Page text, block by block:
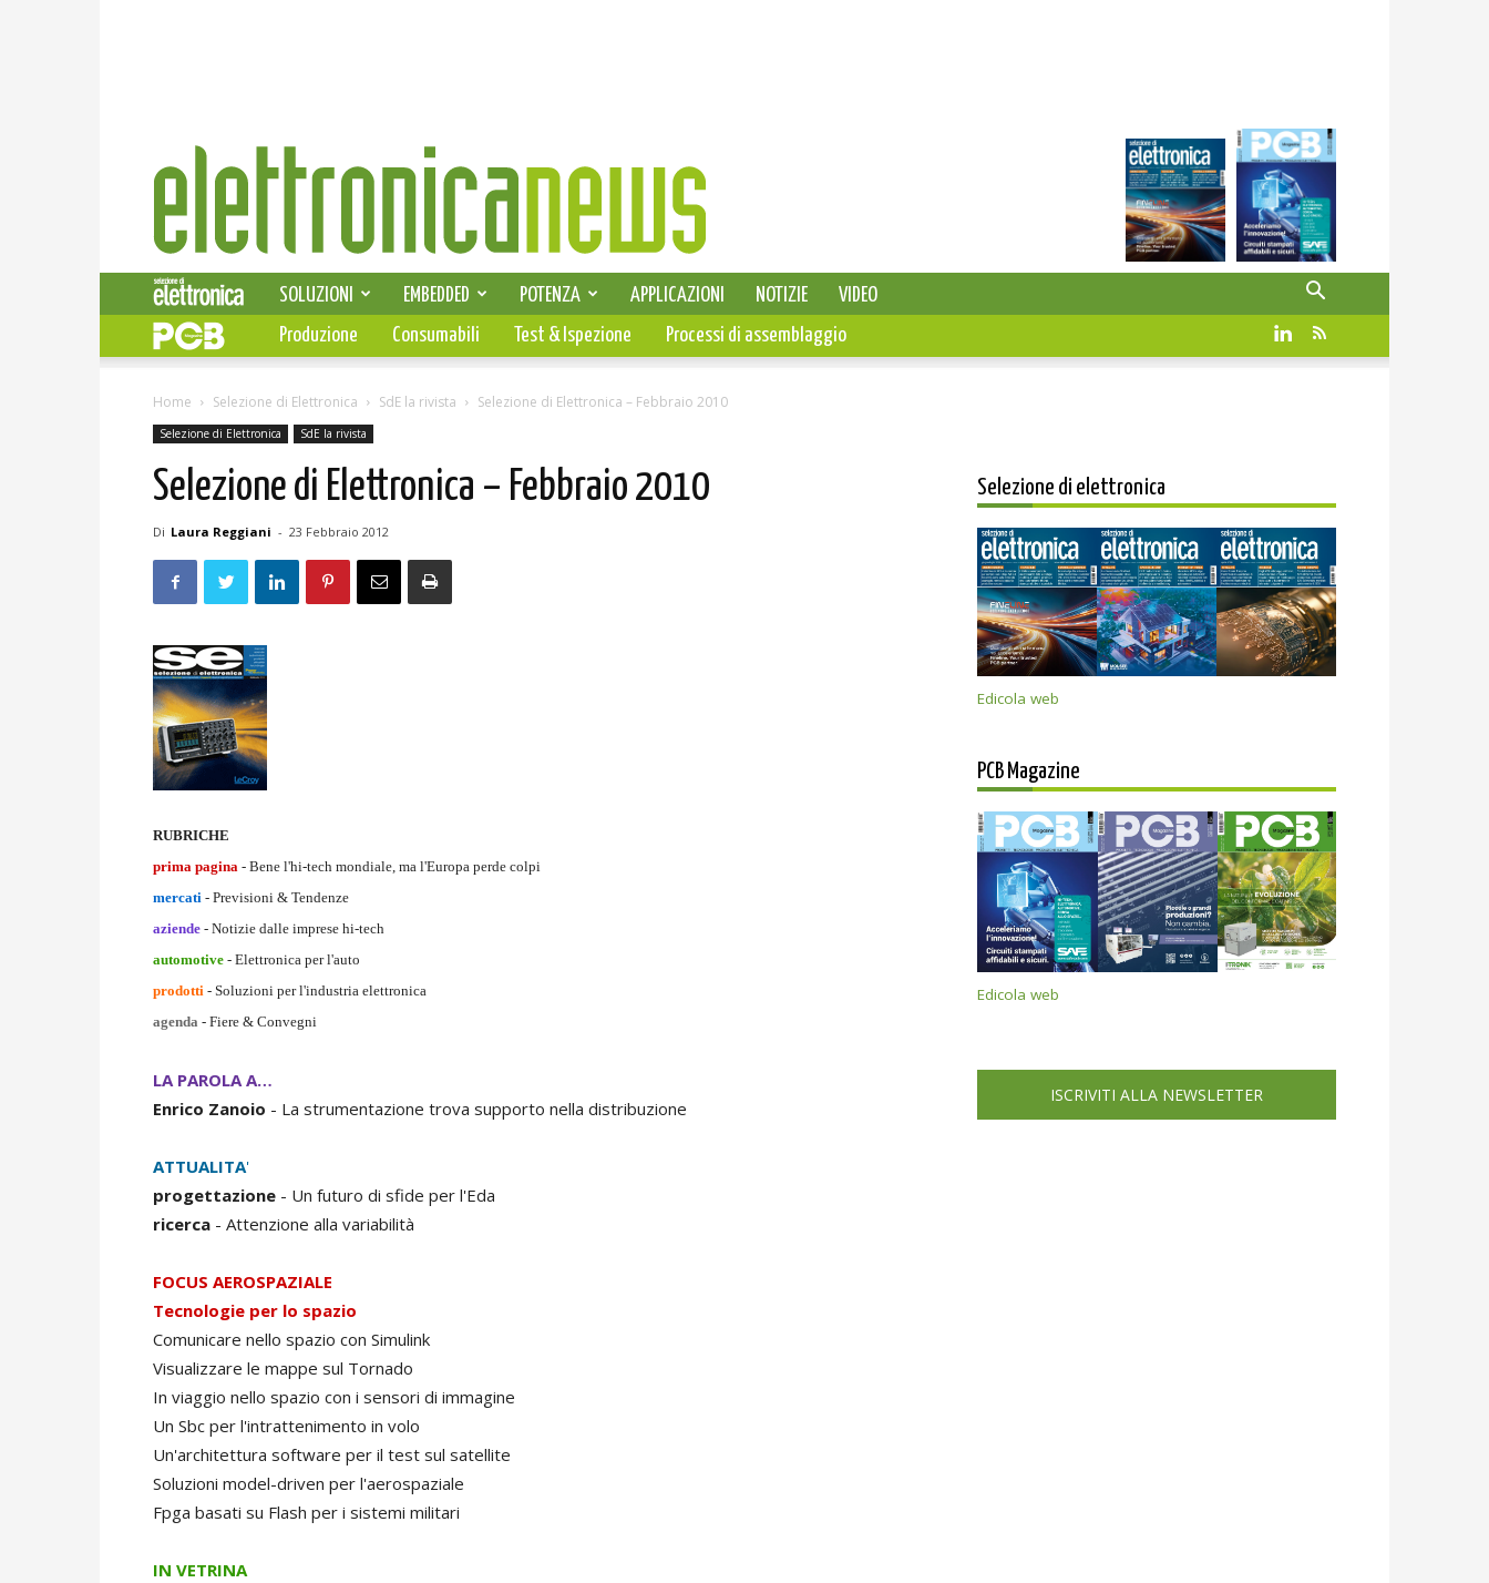
Elettronica
News
SELEZIONE DI ELETTRONICA
SOLUZIONI EMBEDDED POTENZA APPLICAZIONI NOTIZIE
VIDEO
PCB
Produzione Consumabili Test & Ispezione Processi di assemblaggio
Home Selezione di Elettronica SdE la rivista Selezione di Elettronica – Febbraio 2010
Selezione di Elettronica SdE la rivista
Selezione di Elettronica – Febbraio 2010
Di Laura Reggiani - 23 Febbraio 2012
RUBRICHE
prima pagina - Bene l'hi-tech mondiale, ma l'Europa perde colpi
mercati - Previsioni & Tendenze
aziende - Notizie dalle imprese hi-tech
automotive - Elettronica per l'auto
prodotti - Soluzioni per l'industria elettronica
agenda - Fiere & Convegni
LA PAROLA A…
Enrico Zanoio - La strumentazione trova supporto nella distribuzione
ATTUALITA'
progettazione - Un futuro di sfide per l'Eda
ricerca - Attenzione alla variabilità
FOCUS AEROSPAZIALE
Tecnologie per lo spazio
Comunicare nello spazio con Simulink
Visualizzare le mappe sul Tornado
In viaggio nello spazio con i sensori di immagine
Un Sbc per l'intrattenimento in volo
Un'architettura software per il test sul satellite
Soluzioni model-driven per l'aerospaziale
Fpga basati su Flash per i sistemi militari
IN VETRINA
Selezione di elettronica
Edicola web
PCB Magazine
Edicola web
ISCRIVITI ALLA NEWSLETTER